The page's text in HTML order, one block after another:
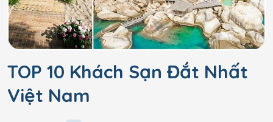
TOP 10 Khách Sạn Đắt Nhất
Việt Nam